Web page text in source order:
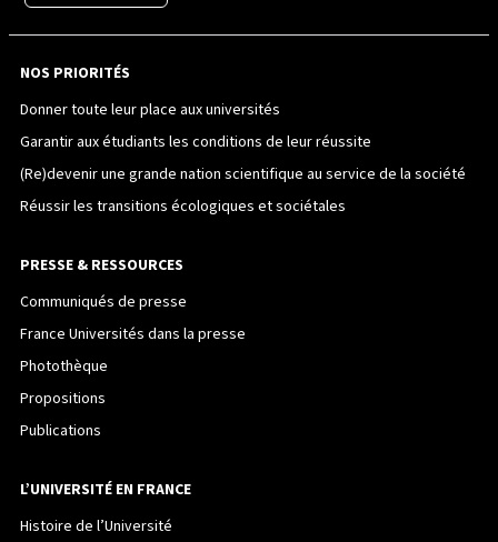
NOS PRIORITÉS
Donner toute leur place aux universités
Garantir aux étudiants les conditions de leur réussite
(Re)devenir une grande nation scientifique au service de la société
Réussir les transitions écologiques et sociétales
PRESSE & RESSOURCES
Communiqués de presse
France Universités dans la presse
Photothèque
Propositions
Publications
L’UNIVERSITÉ EN FRANCE
Histoire de l’Université